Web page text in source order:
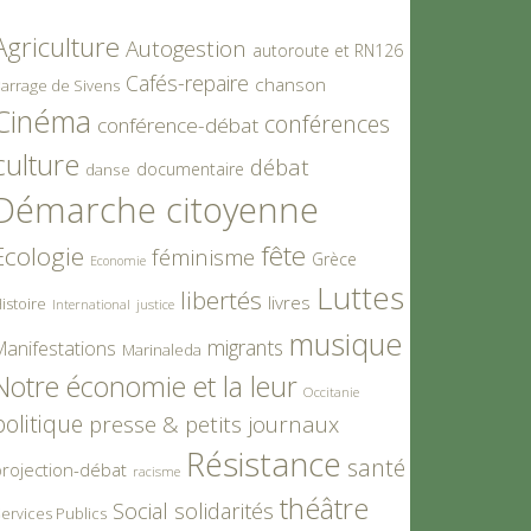
Autogestion autoroute et RN126
de Sivens Cafés-repaire chanson
conférence-débat conférences
danse documentaire débat
citoyenne
Economie féminisme fête Grèce
International justice libertés livres Luttes
Marinaleda migrants musique
économie et la leur Occitanie
presse & petits journaux
débat racisme Résistance santé
Publics Social solidarités théâtre